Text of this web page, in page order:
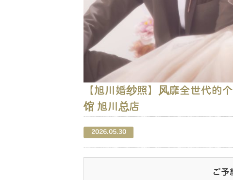
【旭川婚纱照】风靡全世代的
馆 旭川总店
2026.05.30
ご予